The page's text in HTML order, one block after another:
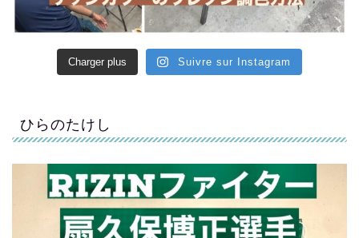
Charger plus Suivre sur Instagram
ひらのたけし